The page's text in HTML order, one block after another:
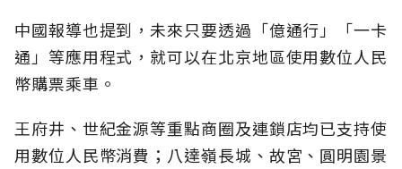
中國報導也提到，未來只要透過「億通行」「一卡
通」等應用程式，就可以在北京地區使用數位人民
幣購票乘車。
王府井、世紀金源等重點商圈及連鎖店均已支持使
用數位人民幣消費；八達嶺長城、故宮、圓明園景